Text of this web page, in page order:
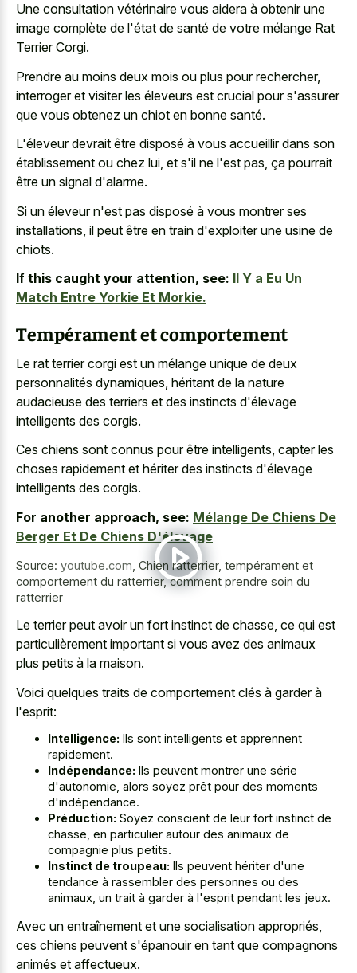
Une consultation vétérinaire vous aidera à obtenir une
image complète de l'état de santé de votre mélange Rat
Terrier Corgi.
Prendre au moins deux mois ou plus pour rechercher,
interroger et visiter les éleveurs est crucial pour s'assurer
que vous obtenez un chiot en bonne santé.
L'éleveur devrait être disposé à vous accueillir dans son
établissement ou chez lui, et s'il ne l'est pas, ça pourrait
être un signal d'alarme.
Si un éleveur n'est pas disposé à vous montrer ses
installations, il peut être en train d'exploiter une usine de
chiots.
If this caught your attention, see: Il Y a Eu Un
Match Entre Yorkie Et Morkie.
Tempérament et comportement
Le rat terrier corgi est un mélange unique de deux
personnalités dynamiques, héritant de la nature
audacieuse des terriers et des instincts d'élevage
intelligents des corgis.
Ces chiens sont connus pour être intelligents, capter les
choses rapidement et hériter des instincts d'élevage
intelligents des corgis.
For another approach, see: Mélange De Chiens De
Berger Et De Chiens D'élevage
Source: youtube.com Chien ratterrier, tempérament et
comportement du ratterrier, comment prendre soin du
ratterrier
Le terrier peut avoir un fort instinct de chasse, ce qui est
particulièrement important si vous avez des animaux
plus petits à la maison.
Voici quelques traits de comportement clés à garder à
l'esprit:
Intelligence: Ils sont intelligents et apprennent
rapidement.
Indépendance: Ils peuvent montrer une série
d'autonomie, alors soyez prêt pour des moments
d'indépendance.
Préduction: Soyez conscient de leur fort instinct de
chasse, en particulier autour des animaux de
compagnie plus petits.
Instinct de troupeau: Ils peuvent hériter d'une
tendance à rassembler des personnes ou des
animaux, un trait à garder à l'esprit pendant les jeux.
Avec un entraînement et une socialisation appropriés,
ces chiens peuvent s'épanouir en tant que compagnons
animés et affectueux.